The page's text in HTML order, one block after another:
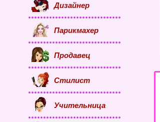
Дизайнер
Парикмахер
Продавец
Стилист
Учительница